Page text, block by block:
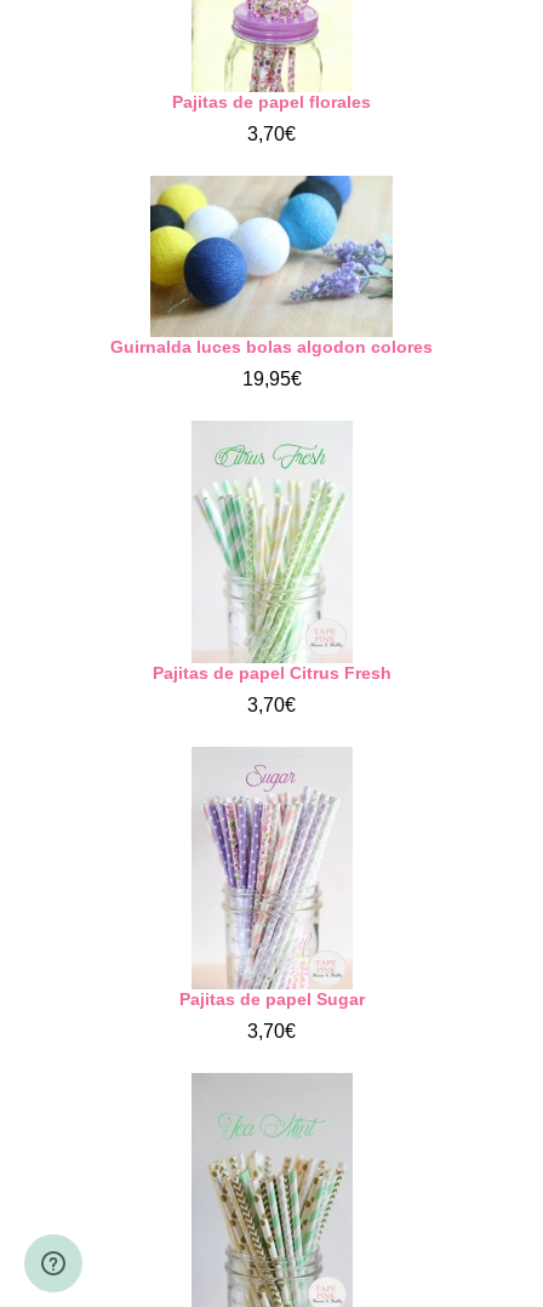
Pajitas de papel florales
3,70€
Guirnalda luces bolas algodon colores
19,95€
Pajitas de papel Citrus Fresh
3,70€
Pajitas de papel Sugar
3,70€